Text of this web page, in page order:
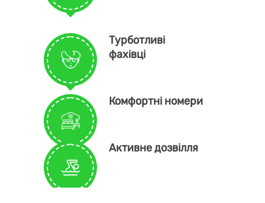
Турботливі
фахівці
Комфортні номери
Активне дозвілля